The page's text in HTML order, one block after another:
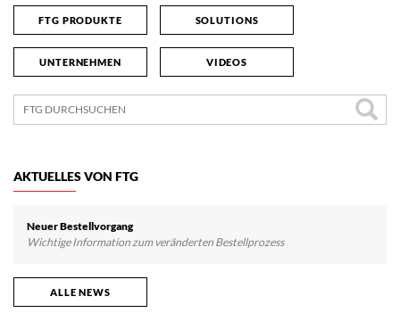
FTG PRODUKTE SOLUTIONS
UNTERNEHMEN VIDEOS
AKTUELLES VON FTG
Neuer Bestellvorgang
Wichtige Information zum veränderten Bestellprozess
ALLE NEWS